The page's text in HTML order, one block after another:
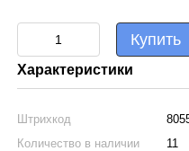
Купить
Характеристики
Штрихкод
Количество в наличии
11